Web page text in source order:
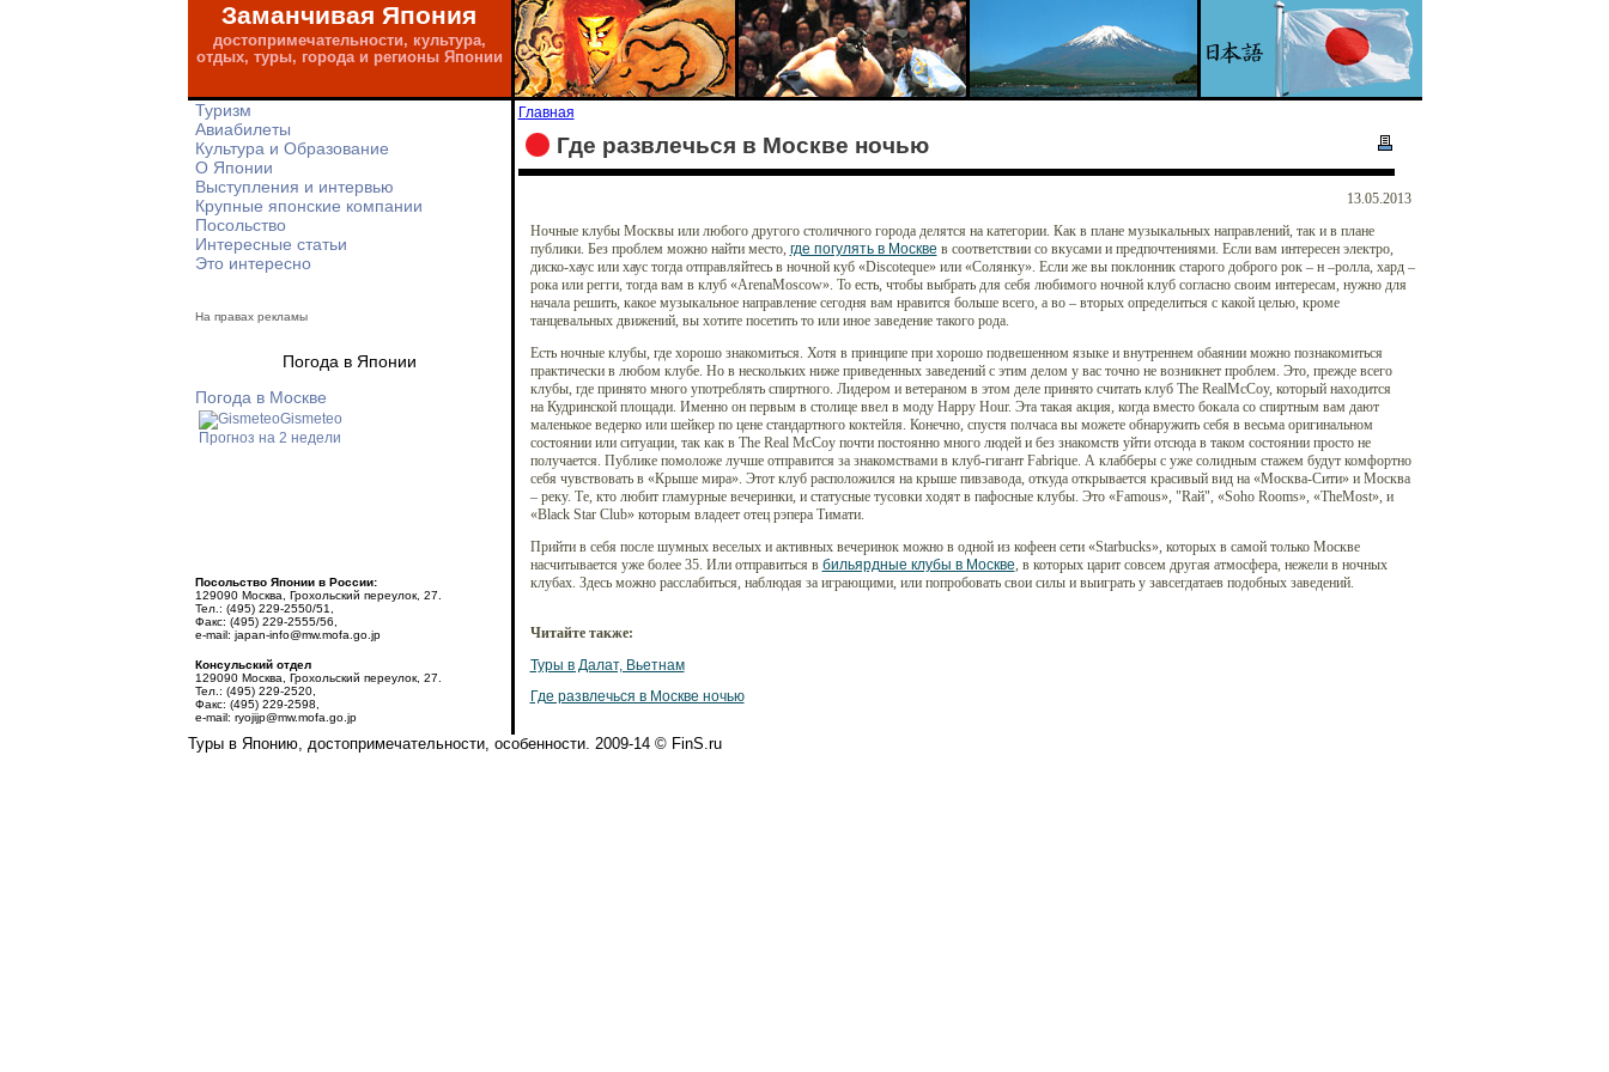
Заманчивая Япония
достопримечательности, культура,
отдых, туры, города и регионы Японии
Туризм
Авиабилеты
Культура и Образование
О Японии
Выступления и интервью
Крупные японские компании
Посольство
Интересные статьи
Это интересно
На правах рекламы
Погода в Японии
Погода в Москве
Gismeteo
Прогноз на 2 недели
Посольство Японии в России:
129090 Москва, Грохольский переулок, 27.
Тел.: (495) 229-2550/51,
Факс: (495) 229-2555/56,
e-mail: japan-info@mw.mofa.go.jp
Консульский отдел
129090 Москва, Грохольский переулок, 27.
Тел.: (495) 229-2520,
Факс: (495) 229-2598,
e-mail: ryojijp@mw.mofa.go.jp
Главная
Где развлечься в Москве ночью
13.05.2013
Ночные клубы Москвы или любого другого столичного города делятся на категории. Как в плане музыкальных направлений, так и в плане
публики. Без проблем можно найти место, где погулять в Москве в соответствии со вкусами и предпочтениями. Если вам интересен электро,
диско-хаус или хаус тогда отправляйтесь в ночной куб «Discoteque» или «Солянку». Если же вы поклонник старого доброго рок – н –ролла, хард –
рока или регги, тогда вам в клуб «ArenaMoscow». То есть, чтобы выбрать для себя любимого ночной клуб согласно своим интересам, нужно для
начала решить, какое музыкальное направление сегодня вам нравится больше всего, а во – вторых определиться с какой целью, кроме
танцевальных движений, вы хотите посетить то или иное заведение такого рода.
Есть ночные клубы, где хорошо знакомиться. Хотя в принципе при хорошо подвешенном языке и внутреннем обаянии можно познакомиться
практически в любом клубе. Но в нескольких ниже приведенных заведений с этим делом у вас точно не возникнет проблем. Это, прежде всего
клубы, где принято много употреблять спиртного. Лидером и ветераном в этом деле принято считать клуб The RealMcCoy, который находится
на Кудринской площади. Именно он первым в столице ввел в моду Happy Hour. Эта такая акция, когда вместо бокала со спиртным вам дают
маленькое ведерко или шейкер по цене стандартного коктейля. Конечно, спустя полчаса вы можете обнаружить себя в весьма оригинальном
состоянии или ситуации, так как в The Real McCoy почти постоянно много людей и без знакомств уйти отсюда в таком состоянии просто не
получается. Публике помоложе лучше отправится за знакомствами в клуб-гигант Fabrique. А клабберы с уже солидным стажем будут комфортно
себя чувствовать в «Крыше мира». Этот клуб расположился на крыше пивзавода, откуда открывается красивый вид на «Москва-Сити» и Москва
– реку. Те, кто любит гламурные вечеринки, и статусные тусовки ходят в пафосные клубы. Это «Famous», "Rай", «Soho Rooms», «TheMost», и
«Black Star Club» которым владеет отец рэпера Тимати.
Прийти в себя после шумных веселых и активных вечеринок можно в одной из кофеен сети «Starbucks», которых в самой только Москве
насчитывается уже более 35. Или отправиться в бильярдные клубы в Москве, в которых царит совсем другая атмосфера, нежели в ночных
клубах. Здесь можно расслабиться, наблюдая за играющими, или попробовать свои силы и выиграть у завсегдатаев подобных заведений.
Читайте также:
Туры в Далат, Вьетнам
Где развлечься в Москве ночью
Туры в Японию, достопримечательности, особенности. 2009-14 © FinS.ru